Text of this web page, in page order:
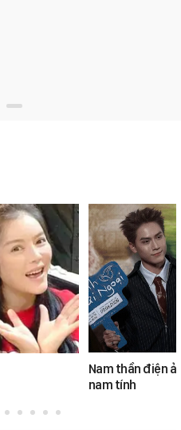
Nam thần điện
nam tính